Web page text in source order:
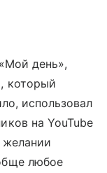
день»,
который
использовал
на YouTube
любое